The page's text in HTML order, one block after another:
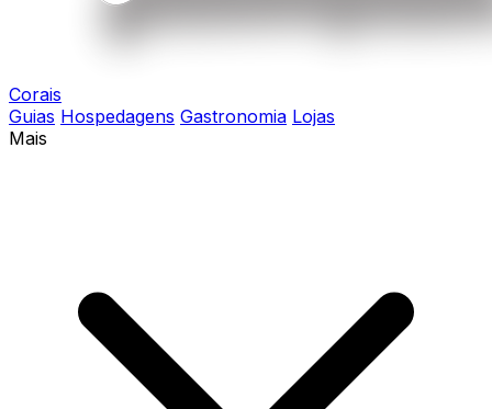
Corais
Guias Hospedagens Gastronomia Lojas
Mais